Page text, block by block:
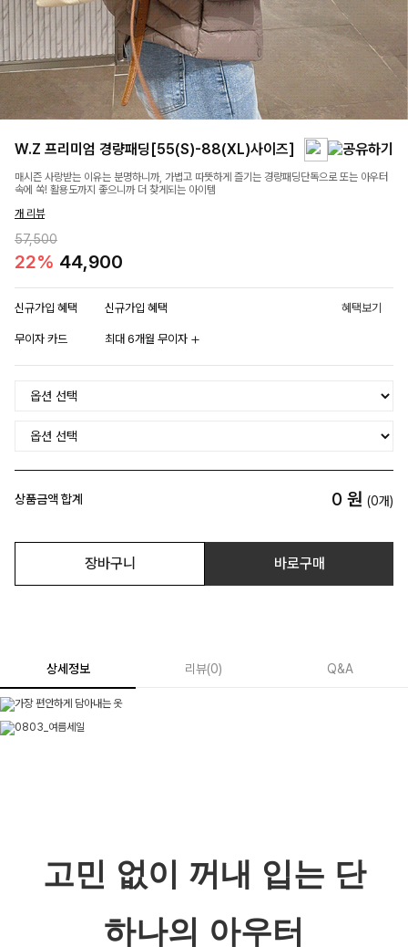
W.Z 프리미엄 경량패딩[55(S)-88(XL)사이즈]
매시즌 사랑받는 이유는 분명하니까, 가볍고 따뜻하게 즐기는 경량패딩단독으로 또는 아우터
속에 쏙! 활용도까지 좋으니까 더 찾게되는 아이템
개 리뷰
57,500
22% 44,900
신규가입 혜택 신규가입 혜택 혜택보기
무이자 카드 최대 6개월 무이자
상품금액 합계 0 원 (0개)
장바구니 바로구매
상세정보 리뷰(0) Q&A
고민 없이 꺼내 입는 단
하나의 아우터